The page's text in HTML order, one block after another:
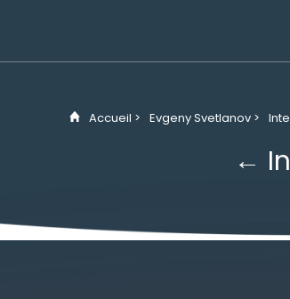
Accueil > Evgeny Svetlanov >
←